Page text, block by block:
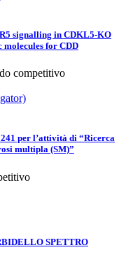
signalling in CDKL5-KO
molecules for CDD
competitivo
per l’attività di “Ricerca
multipla (SM)”
SPETTRO